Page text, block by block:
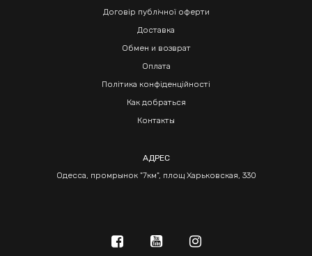
Договір публічної оферти
Доставка
Обмен и возврат
Оплата
Політика конфіденційності
Как добраться
Контакты
АДРЕС
Одесса, промрынок "7км", площ Харьковская, 330